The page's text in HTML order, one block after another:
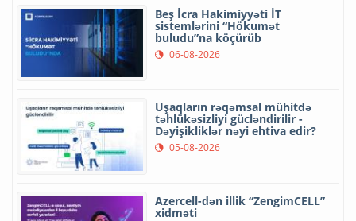
Beş İcra Hakimiyyəti İT
sistemlərini “Hökumət
buludu”na köçürüb
06-08-2026
Uşaqların rəqəmsal mühitdə
təhlükəsizliyi gücləndirilir -
Dəyişikliklər nəyi ehtiva edir?
05-08-2026
Azercell-dən illik “ZengimCELL”
xidməti